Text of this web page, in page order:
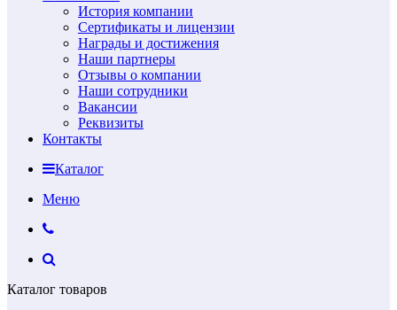
История компании
Сертификаты и лицензии
Награды и достижения
Наши партнеры
Отзывы о компании
Наши сотрудники
Вакансии
Реквизиты
Контакты
Каталог
Меню
Каталог товаров